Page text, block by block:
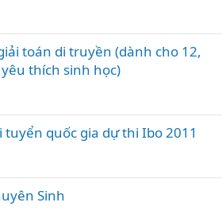
toán di truyền (dành cho 12,
thích sinh học)
quốc gia dự thi Ibo 2011
Sinh